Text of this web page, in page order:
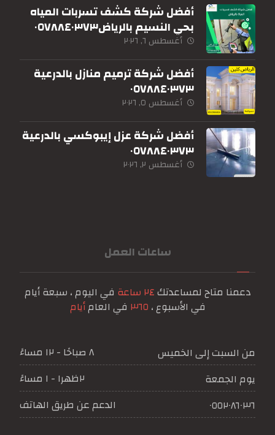
أفضل شركة كشف تسربات المياه
بحي النسيم بالرياض٠٥٧٨٨٤٠٣٧٣
أغسطس ٦, ٢٠٢٦
أفضل شركة ترميم منازل بالدرعية
٠٥٧٨٨٤٠٣٧٣
أغسطس ٥, ٢٠٢٦
أفضل شركة عزل إيبوكسي بالدرعية
٠٥٧٨٨٤٠٣٧٣
أغسطس ٢, ٢٠٢٦
ساعات العمل
دعمنا متاح لمساعدتك٢٤ ساعة
في اليوم ، سبعة أيام
في الأسبوع ، ٣٦٥ في العامأيام
من السبت إلى الخميس
٨ صباحًا - ١٢ مساءً
يوم الجمعة
٢ظهرا - ١ مساءً
٠٥٥٢٠٨٦٠٣٦
الدعم عن طريق الهاتف